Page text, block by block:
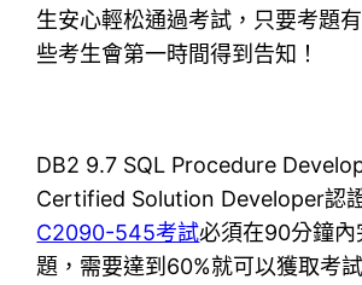
生安心輕松通過考試，只要考題
些考生會第一時間得到告知！
DB2 9.7 SQL Procedure
Certified Solution Developer認
C2090-545考試必須在90分鐘
題，需要達到60%就可以獲取考